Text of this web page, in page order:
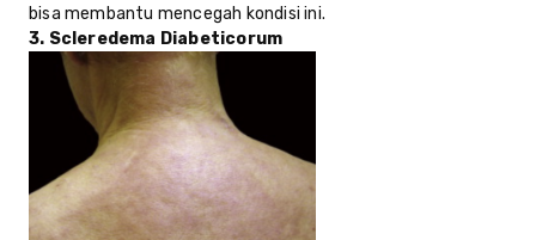
bisa membantu mencegah kondisi ini.
3. Scleredema Diabeticorum